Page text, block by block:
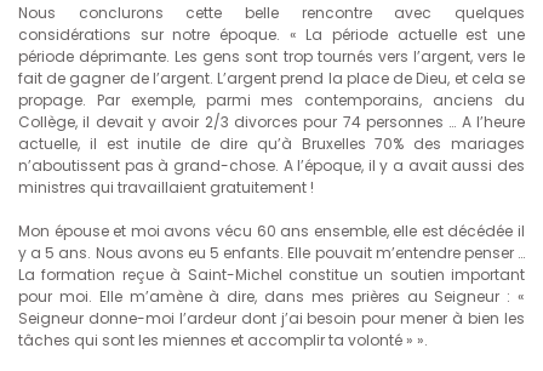
Nous conclurons cette belle rencontre avec quelques
considérations sur notre époque. « La période actuelle est une
période déprimante. Les gens sont trop tournés vers l’argent, vers le
fait de gagner de l’argent. L’argent prend la place de Dieu, et cela se
propage. Par exemple, parmi mes contemporains, anciens du
Collège, il devait y avoir 2/3 divorces pour 74 personnes … A l’heure
actuelle, il est inutile de dire qu’à Bruxelles 70% des mariages
n’aboutissent pas à grand-chose. A l’époque, il y a avait aussi des
ministres qui travaillaient gratuitement !
Mon épouse et moi avons vécu 60 ans ensemble, elle est décédée il
y a 5 ans. Nous avons eu 5 enfants. Elle pouvait m’entendre penser …
La formation reçue à Saint-Michel constitue un soutien important
pour moi. Elle m’amène à dire, dans mes prières au Seigneur : «
Seigneur donne-moi l’ardeur dont j’ai besoin pour mener à bien les
tâches qui sont les miennes et accomplir ta volonté » ».